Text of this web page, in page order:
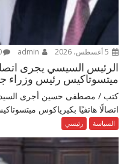
الرئيس السيسي يجرى
ميتسوتاكيس رئيس وزراء
كتب / مصطفى حسين أجرى السيد
اتصالًا هاتفيًا بكيرياكوس
السياسة رئيسي